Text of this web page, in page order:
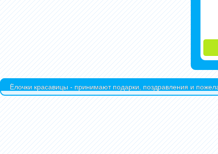
Ёлочки красавицы - принимают подарки, поздравления и